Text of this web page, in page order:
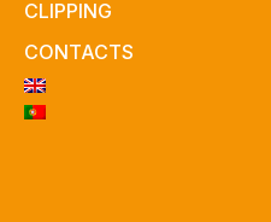
CLIPPING
CONTACTS